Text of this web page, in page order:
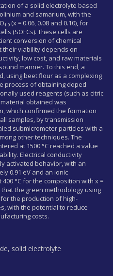
of a solid electrolyte based
and samarium, with the
(x = 0.06, 0.08 and 0.10), for
(SOFCs). These cells are
conversion of chemical
their viability depends on
low cost, and raw materials
manner. To this end, a
using beet flour as a complexing
process of obtaining doped
used reagents (such as citric
obtained was
which confirmed the formation
samples, by transmission
submicrometer particles with a
other techniques. The
at 1500 °C reached a value
Electrical conductivity
activated behavior, with an
0.91 eV and an ionic
400 °C for the composition with x =
the green methodology using
the production of high-
with the potential to reduce
costs.
solid electrolyte